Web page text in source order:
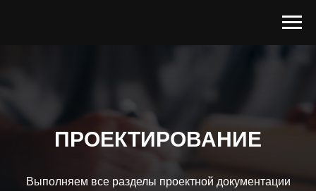
ПРОЕКТИРОВАНИЕ
Выполняем все разделы проектной документации